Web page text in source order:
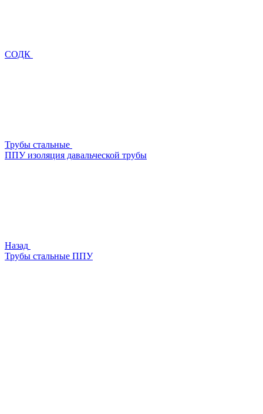
СОДК
Трубы стальные
ППУ изоляция давальческой трубы
Назад
Трубы стальные ППУ